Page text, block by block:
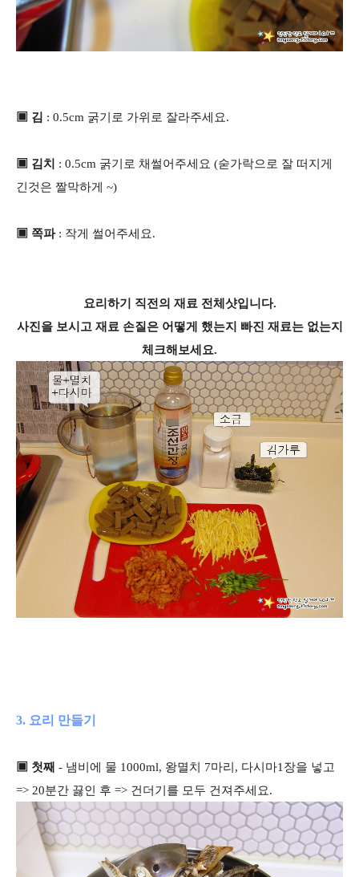
▣ 김 : 0.5cm 굵기로 가위로 잘라주세요.
▣ 김치 : 0.5cm 굵기로 채썰어주세요 (숟가락으로 잘 떠지게
긴것은 짤막하게 ~)
▣ 쪽파: 작게 썰어주세요.
요리하기 직전의 재료 전체샷입니다.
사진을 보시고 재료 손질은 어떻게 했는지 빠진 재료는 없는지
체크해보세요.
3. 요리 만들기
▣ 첫째 - 냄비에 물 1000ml, 왕멸치 7마리, 다시마1장을 넣고
=> 20분간 끓인 후 => 건더기를 모두 건져주세요.